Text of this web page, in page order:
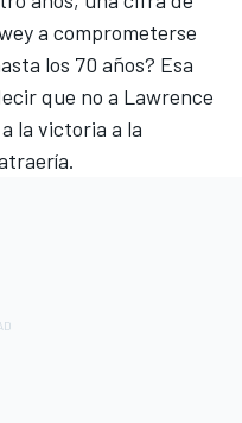
a comprometerse
los 70 años? Esa
que no a Lawrence
la victoria a la